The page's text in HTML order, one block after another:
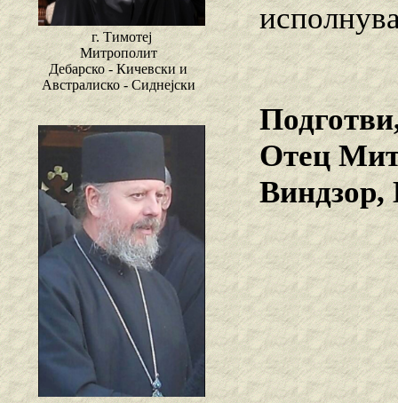
г. Тимотеј
Митрополит
Дебарско - Кичевски и
Австралиско - Сиднејски
Отец
Виндзор,